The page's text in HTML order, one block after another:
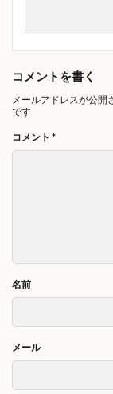
コメントを書く
メールアドレスが公開
です
コメント *
名前
メール